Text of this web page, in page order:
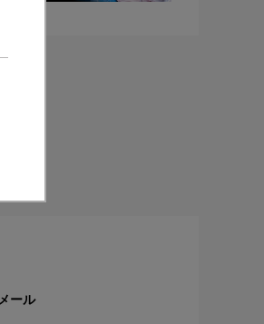
ール